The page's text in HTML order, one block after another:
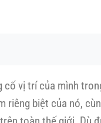
vị trí của mình
biệt của nó,